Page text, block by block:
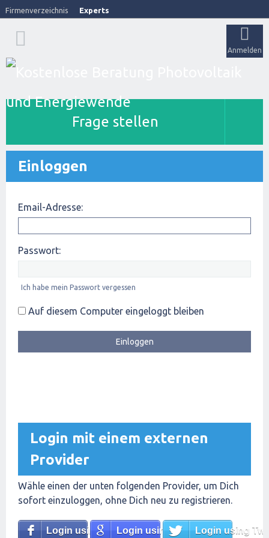
Firmenverzeichnis Experts
Anmelden
Frage stellen
Einloggen
Email-Adresse:
Passwort:
Ich habe mein Passwort vergessen
Auf diesem Computer eingeloggt bleiben
Login mit einem externen
Provider
Wähle einen der unten folgenden Provider, um Dich
sofort einzuloggen, ohne Dich neu zu registrieren.
Login using FacebookLogin using GoogleLogin using